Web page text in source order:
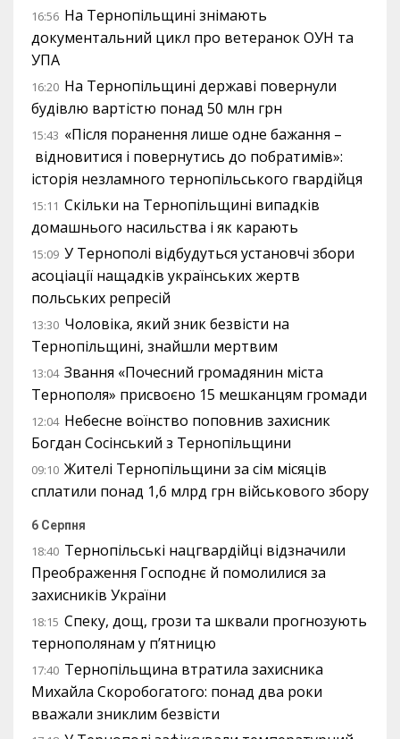
16:56 На Тернопільщині знімають
документальний цикл про ветеранок ОУН та
УПА
16:20 На Тернопільщині державі повернули
будівлю вартістю понад 50 млн грн
15:43 «Після поранення лише одне бажання –
відновитися і повернутись до побратимів»:
історія незламного тернопільського гвардійця
15:11 Скільки на Тернопільщині випадків
домашнього насильства і як карають
15:09 У Тернополі відбудуться установчі збори
асоціації нащадків українських жертв
польських репресій
13:30 Чоловіка, який зник безвісти на
Тернопільщині, знайшли мертвим
13:04 Звання «Почесний громадянин міста
Тернополя» присвоєно 15 мешканцям громади
12:04 Небесне воїнство поповнив захисник
Богдан Сосінський з Тернопільщини
09:10 Жителі Тернопільщини за сім місяців
сплатили понад 1,6 млрд грн військового збору
6 Серпня
18:40 Тернопільські нацгвардійці відзначили
Преображення Господнє й помолилися за
захисників України
18:15 Спеку, дощ, грози та шквали прогнозують
тернополянам у п’ятницю
17:40 Тернопільщина втратила захисника
Михайла Скоробогатого: понад два роки
вважали зниклим безвісти